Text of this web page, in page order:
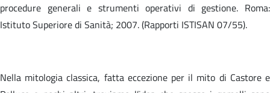
procedure generali e strumenti operativi di gestione. Roma:
Istituto Superiore di Sanità; 2007. (Rapporti ISTISAN 07/55).​
Nella mitologia classica, fatta eccezione per il mito di Castore e